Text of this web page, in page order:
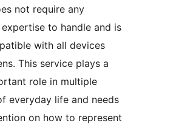
not require any
to handle and is
with all devices
This service plays a
role in multiple
everyday life and needs
on how to represent